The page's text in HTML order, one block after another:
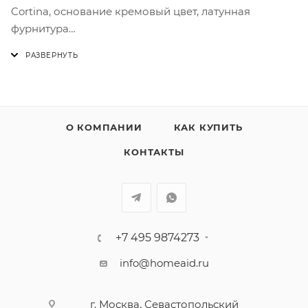
Cortina, основание кремовый цвет, латунная
фурнитура
О КОМПАНИИ КАК КУПИТЬ
КОНТАКТЫ
+7 495 9874273
info@homeaid.ru
г. Москва, Севастопольский